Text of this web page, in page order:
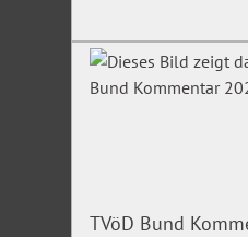
TVöD Bund